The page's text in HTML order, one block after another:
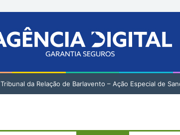
Tribunal da Relação de Barlavento – Ação Especial de